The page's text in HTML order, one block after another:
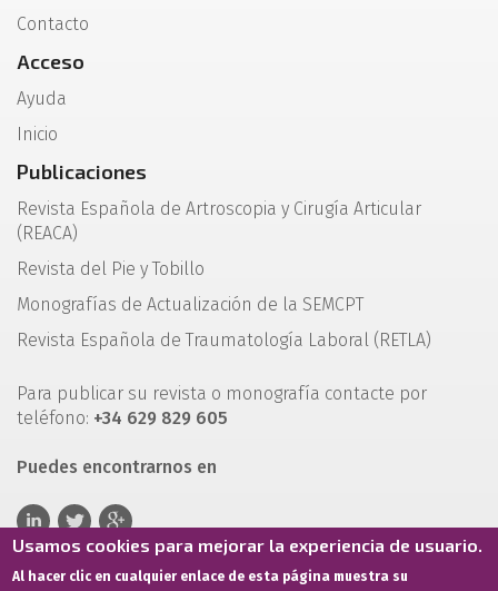
Contacto
Acceso
Ayuda
Inicio
Publicaciones
Revista Española de Artroscopia y Cirugía Articular
(REACA)
Revista del Pie y Tobillo
Monografías de Actualización de la SEMCPT
Revista Española de Traumatología Laboral (RETLA)
Para publicar su revista o monografía contacte por
teléfono: +34 629 829 605
Puedes encontrarnos en
Usamos cookies para mejorar la experiencia de usuario.
Al hacer clic en cualquier enlace de esta página muestra su